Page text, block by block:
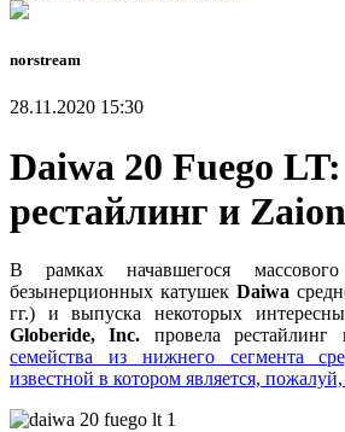
norstream
28.11.2020 15:30
Daiwa 20 Fuego LT:
рестайлинг и
В рамках начавшегося
безынерционных катушек Daiwa
гг.) и выпуска некоторых
Globeride, Inc. провела
семейства из нижнего сегмента
известной в котором является,